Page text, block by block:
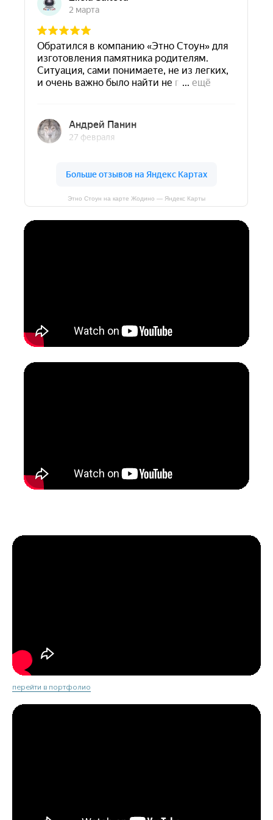
Этно Стоун на карте Жодино — Яндекс Карты
перейти в портфолио